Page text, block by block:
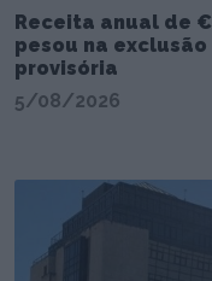
Receita anual de
pesou na
provisória
5/08/2026